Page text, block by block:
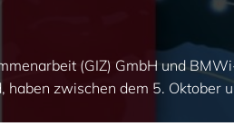
(GIZ) GmbH und
zwischen dem 5. Oktober